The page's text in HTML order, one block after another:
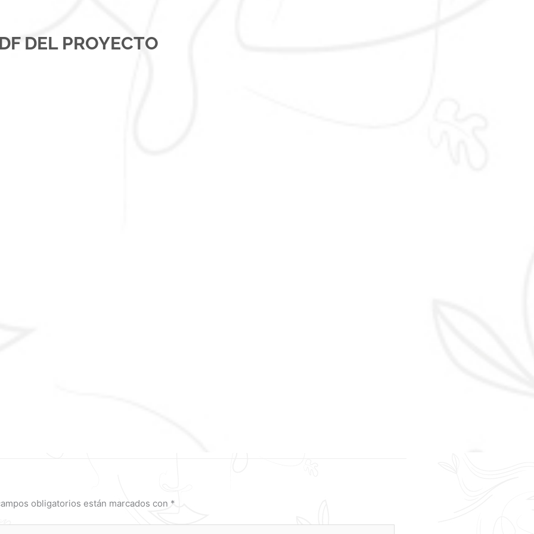
DEL PROYECTO
obligatorios están marcados con *